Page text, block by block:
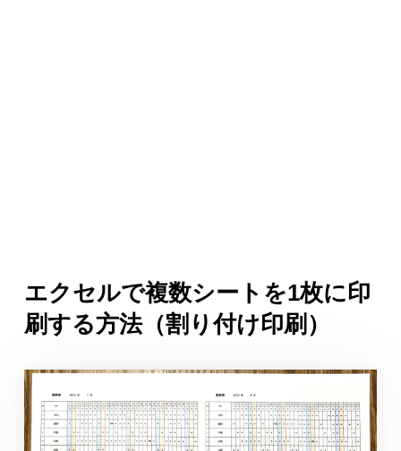
エクセルで複数シートを1枚に印
刷する方法（割り付け印刷）